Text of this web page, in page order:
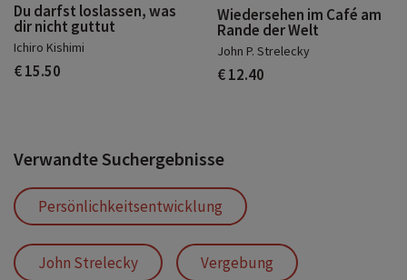
Du darfst loslassen, was
dir nicht guttut
Ichiro Kishimi
€ 15.50
Wiedersehen im Café am
Rande der Welt
John P. Strelecky
€ 12.40
Verwandte Suchergebnisse
Persönlichkeitsentwicklung
John Strelecky Vergebung